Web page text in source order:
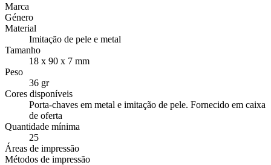
Marca
Género
Material
Imitação de pele e metal
Tamanho
18 x 90 x 7 mm
Peso
36 gr
Cores disponíveis
Porta-chaves em metal e imitação de pele. Fornecido em caixa
de oferta
Quantidade mínima
25
Áreas de impressão
Métodos de impressão